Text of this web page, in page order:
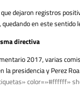
dejaron registros
en este sentido
directiva
2017, varias
la presidencia y Perez
color=»#ffffff»